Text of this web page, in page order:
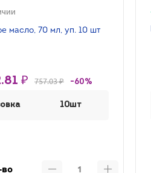
масло, 70 мл, уп. 10 шт
₽ 757.03 ₽ -60%
10шт
во